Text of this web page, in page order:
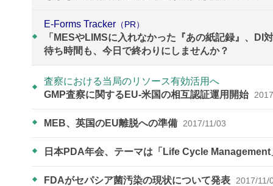
E-Forms Tracker （PR）
「MESやLIMSに入れなかった『あの紙記録』、
待ち時間も、今日で終わりにしませんか？
査察における当局のリソース有効活用へ
GMP査察に関するEU-米国の相互認証運用開始
MEB、英国のEU離脱への準備 2017/11/03
日本PDA年会、テーマは「Life Cycle
FDAがセパシア菌汚染の現状について発表 2017/11/